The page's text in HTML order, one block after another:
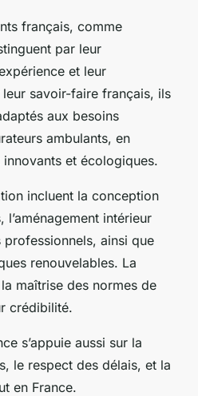
français, comme
par leur
et leur
savoir-faire français, ils
aux besoins
ambulants, en
et écologiques.
incluent la conception
intérieur
ainsi que
renouvelables. La
maîtrise des normes de
crédibilité.
s’appuie aussi sur la
le respect des délais, et la
en France.